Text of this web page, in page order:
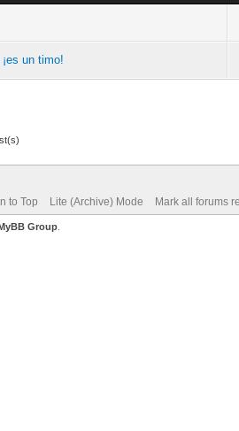
un timo!
to Top Lite (Archive) Mode Mark all forums
Group